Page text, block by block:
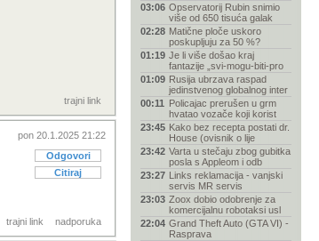
trajni link
pon 20.1.2025 21:22
Odgovori
Citiraj
trajni link nadporuka
03:06 Opservatorij Rubin snimio
više od 650 tisuća galak
02:28 Matične ploče uskoro
poskupljuju za 50 %?
01:19 Je li više došao kraj
fantazije „svi-mogu-biti-pro
01:09 Rusija ubrzava raspad
jedinstvenog globalnog inter
00:11 Policajac prerušen u grm
hvatao vozače koji korist
23:45 Kako bez recepta postati dr.
House (ovisnik o lije
23:42 Varta u stečaju zbog gubitka
posla s Appleom i odb
23:27 Links reklamacija - vanjski
servis MR servis
23:03 Zoox dobio odobrenje za
komercijalnu robotaksi usl
22:04 Grand Theft Auto (GTA VI) -
Rasprava